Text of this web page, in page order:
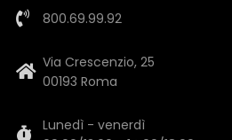
800.69.99.92
Via Crescenzio, 25
00193 Roma
Lunedì - venerdì